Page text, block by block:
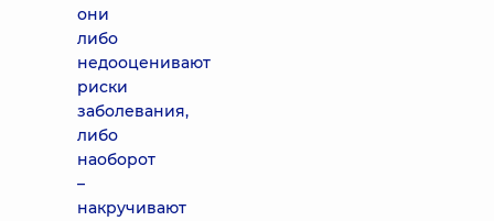
они
либо
недооценивают
риски
заболевания,
либо
наоборот
–
накручивают